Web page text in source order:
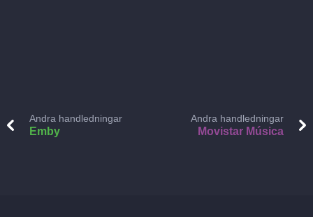
Andra handledningar
Emby
Andra handledningar
Movistar Música